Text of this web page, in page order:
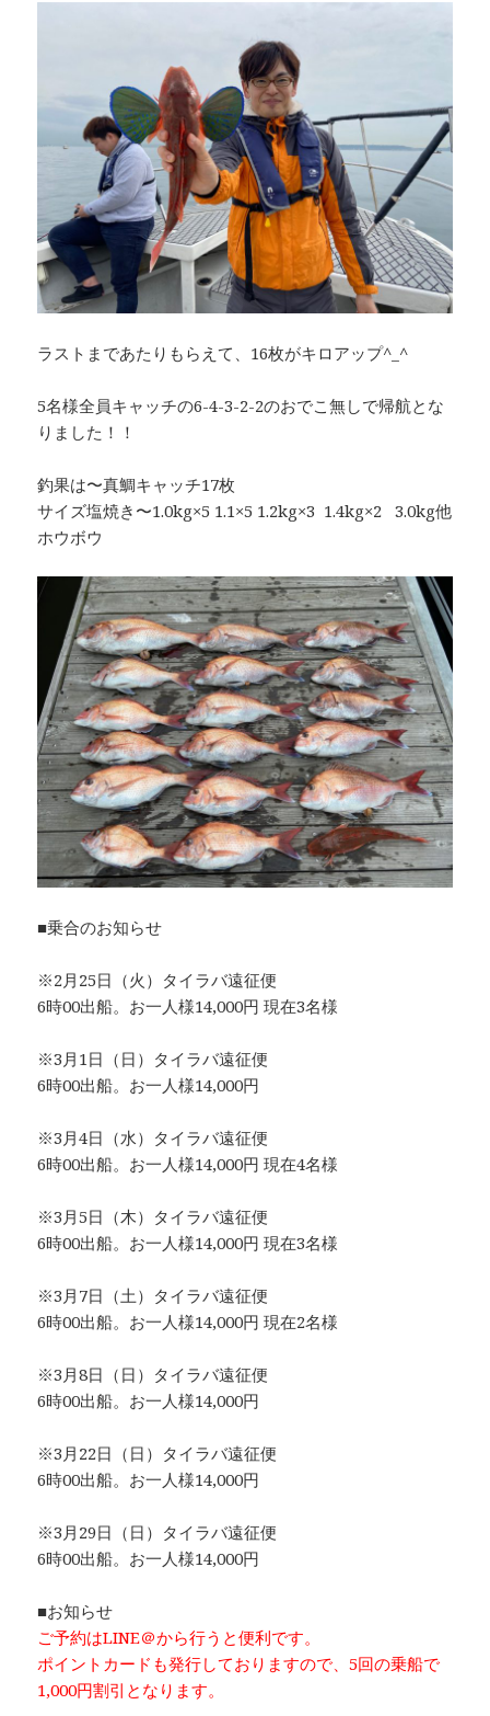
ラストまであたりもらえて、16枚がキロアップ^_^
5名様全員キャッチの6-4-3-2-2のおでこ無しで帰航とな
りました！！
釣果は〜真鯛キャッチ17枚
サイズ塩焼き〜1.0kg×5 1.1×5 1.2kg×3 1.4kg×2 3.0kg他
ホウボウ
■乗合のお知らせ
※2月25日（火）タイラバ遠征便
6時00出船。お一人様14,000円 現在3名様
※3月1日（日）タイラバ遠征便
6時00出船。お一人様14,000円
※3月4日（水）タイラバ遠征便
6時00出船。お一人様14,000円 現在4名様
※3月5日（木）タイラバ遠征便
6時00出船。お一人様14,000円 現在3名様
※3月7日（土）タイラバ遠征便
6時00出船。お一人様14,000円 現在2名様
※3月8日（日）タイラバ遠征便
6時00出船。お一人様14,000円
※3月22日（日）タイラバ遠征便
6時00出船。お一人様14,000円
※3月29日（日）タイラバ遠征便
6時00出船。お一人様14,000円
■お知らせ
ご予約はLINE＠から行うと便利です。
ポイントカードも発行しておりますので、5回の乗船で
1,000円割引と なります。